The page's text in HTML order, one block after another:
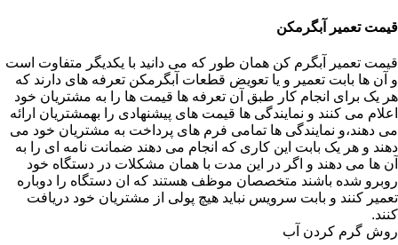
قیمت تعمیر آبگرمکن
قیمت تعمیر آبگرم کن همان طور که می دانید با یکدیگر متفاوت است
و آن ها بابت تعمیر و یا تعویض قطعات آبگرمکن تعرفه های دارند که
هر یک برای انجام کار طبق آن تعرفه ها قیمت ها را به مشتریان خود
اعلام می کنند و نمایندگی ها قیمت های پیشنهادی را بهمشتریان ارائه
می دهند،و نمایندگی ها تمامی فرم های پرداخت به مشتریان خود می
دهند و هر یک بابت این کاری که انجام می دهند ضمانت نامه ای را به
آن ها می دهند و اگر در این مدت با همان مشکلات در دستگاه خود
روبرو شده باشند متخصصان موظف هستند که ان دستگاه را دوباره
تعمیر کنند و بابت سرویس نباید هیچ پولی از مشتریان خود دریافت
کنند.
روش گرم کردن آب